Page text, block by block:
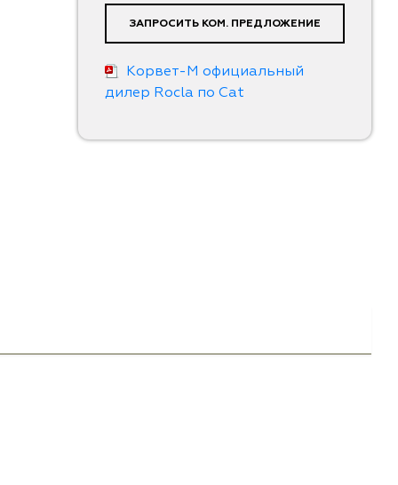
ЗАПРОСИТЬ КОМ. ПРЕДЛОЖЕНИЕ
Корвет-М официальный
дилер Rocla по Cat